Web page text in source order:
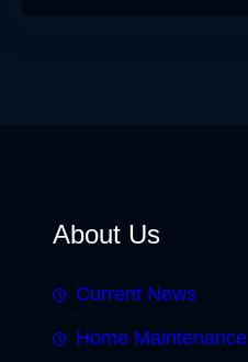
About Us
Current News
Home Maintenance